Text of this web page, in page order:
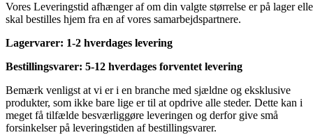
Vores Leveringstid afhænger af om din valgte størrelse er på lager
skal bestilles hjem fra en af vores samarbejdspartnere.
Lagervarer: 1-2 hverdages levering
Bestillingsvarer: 5-12 hverdages forventet levering
Bemærk venligst at vi er i en branche med sjældne og eksklusive
produkter, som ikke bare lige er til at opdrive alle steder. Dette kan i
meget få tilfælde besværliggøre leveringen og derfor give små
forsinkelser på leveringstiden af bestillingsvarer.